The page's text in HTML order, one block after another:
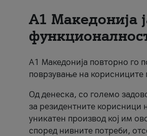
А1 Македонија
А1 Македонија повторно го
поврзување на
Од денеска, со големо
за резидентните корисници
уникатен производ кој им
според нивните потреби,